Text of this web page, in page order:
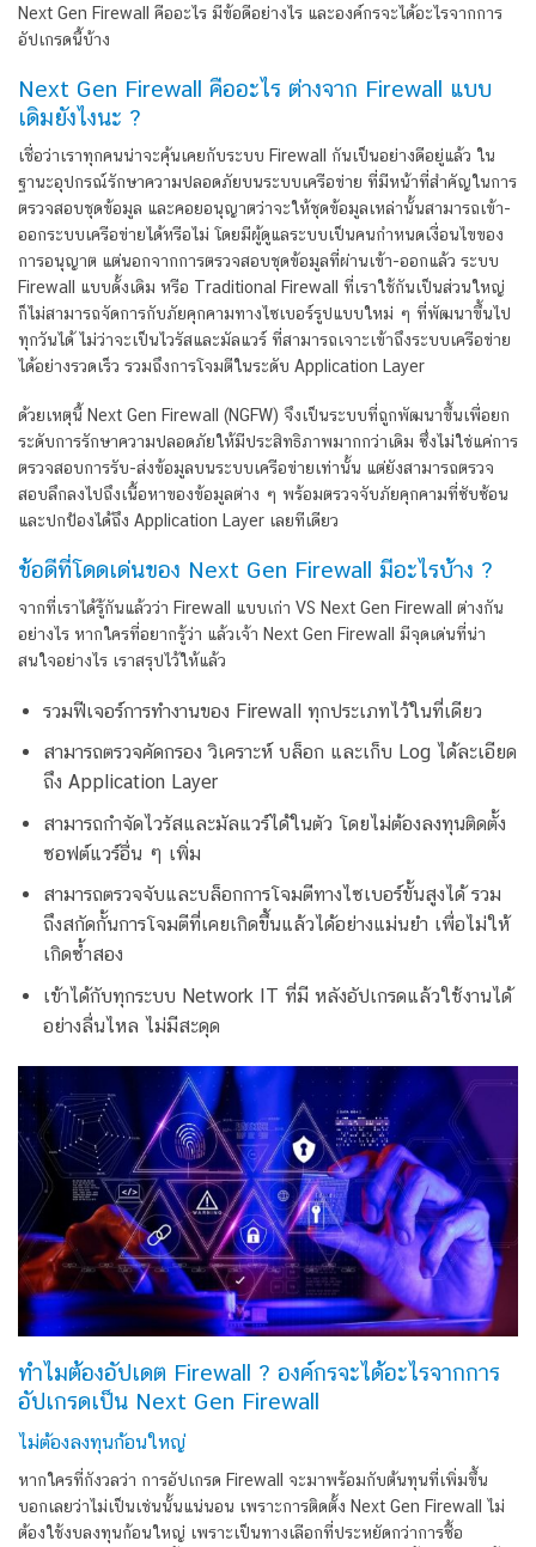
Next Gen Firewall คืออะไร มีข้อดีอย่างไร และองค์กรจะได้อะไรจากการ
อัปเกรดนี้บ้าง
Next Gen Firewall คืออะไร ต่างจาก Firewall แบบ
เดิมยังไงนะ ?
เชื่อว่าเราทุกคนน่าจะคุ้นเคยกับระบบ Firewall กันเป็นอย่างดีอยู่แล้ว ใน
ฐานะอุปกรณ์รักษาความปลอดภัยบนระบบเครือข่าย ที่มีหน้าที่สำคัญในการ
ตรวจสอบชุดข้อมูล และคอยอนุญาตว่าจะให้ชุดข้อมูลเหล่านั้นสามารถเข้า-
ออกระบบเครือข่ายได้หรือไม่ โดยมีผู้ดูแลระบบเป็นคนกำหนดเงื่อนไขของ
การอนุญาต แต่นอกจากการตรวจสอบชุดข้อมูลที่ผ่านเข้า-ออกแล้ว ระบบ
Firewall แบบดั้งเดิม หรือ Traditional Firewall ที่เราใช้กันเป็นส่วนใหญ่
ก็ไม่สามารถจัดการกับภัยคุกคามทางไซเบอร์รูปแบบใหม่ ๆ ที่พัฒนาขึ้นไป
ทุกวันได้ ไม่ว่าจะเป็นไวรัสและมัลแวร์ ที่สามารถเจาะเข้าถึงระบบเครือข่าย
ได้อย่างรวดเร็ว รวมถึงการโจมตีในระดับ Application Layer
ด้วยเหตุนี้ Next Gen Firewall (NGFW) จึงเป็นระบบที่ถูกพัฒนาขึ้นเพื่อยก
ระดับการรักษาความปลอดภัยให้มีประสิทธิภาพมากกว่าเดิม ซึ่งไม่ใช่แค่การ
ตรวจสอบการรับ-ส่งข้อมูลบนระบบเครือข่ายเท่านั้น แต่ยังสามารถตรวจ
สอบลึกลงไปถึงเนื้อหาของข้อมูลต่าง ๆ พร้อมตรวจจับภัยคุกคามที่ซับซ้อน
และปกป้องได้ถึง Application Layer เลยทีเดียว
ข้อดีที่โดดเด่นของ Next Gen Firewall มีอะไรบ้าง ?
จากที่เราได้รู้กันแล้วว่า Firewall แบบเก่า VS Next Gen Firewall ต่างกัน
อย่างไร หากใครที่อยากรู้ว่า แล้วเจ้า Next Gen Firewall มีจุดเด่นที่น่า
สนใจอย่างไร เราสรุปไว้ให้แล้ว
รวมฟีเจอร์การทำงานของ Firewall ทุกประเภทไว้ในที่เดียว
สามารถตรวจคัดกรอง วิเคราะห์ บล็อก และเก็บ Log ได้ละเอียด
ถึง Application Layer
สามารถกำจัดไวรัสและมัลแวร์ได้ในตัว โดยไม่ต้องลงทุนติดตั้ง
ซอฟต์แวร์อื่น ๆ เพิ่ม
สามารถตรวจจับและบล็อกการโจมตีทางไซเบอร์ขั้นสูงได้ รวม
ถึงสกัดกั้นการโจมตีที่เคยเกิดขึ้นแล้วได้อย่างแม่นยำ เพื่อไม่ให้
เกิดซ้ำสอง
เข้าได้กับทุกระบบ Network IT ที่มี หลังอัปเกรดแล้วใช้งานได้
อย่างลื่นไหล ไม่มีสะดุด
ทำไมต้องอัปเดต Firewall ? องค์กรจะได้อะไรจากการ
อัปเกรดเป็น Next Gen Firewall
ไม่ต้องลงทุนก้อนใหญ่
หากใครที่กังวลว่า การอัปเกรด Firewall จะมาพร้อมกับต้นทุนที่เพิ่มขึ้น
บอกเลยว่าไม่เป็นเช่นนั้นแน่นอน เพราะการติดตั้ง Next Gen Firewall ไม่
ต้องใช้งบลงทุนก้อนใหญ่ เพราะเป็นทางเลือกที่ประหยัดกว่าการซื้อ